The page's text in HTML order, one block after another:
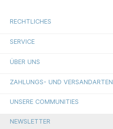
RECHTLICHES
SERVICE
ÜBER UNS
ZAHLUNGS- UND VERSANDARTEN
UNSERE COMMUNITIES
NEWSLETTER